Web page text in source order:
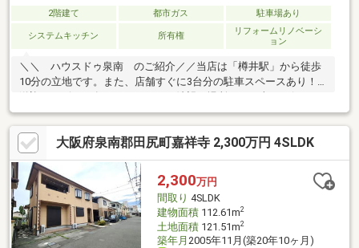
2階建て 都市ガス 駐車場あり
システムキッチン 所有権
リフォームリノベーシ
ョン
＼＼ ハウスドゥ泉南 のご紹介／／当店は「樽井駅」から徒歩
10分の立地です。また、店舗すぐに3台分の駐車スペースあり！
ます♪【無料不動産購入相談会 実施中！】物件探しだけでなく、
リフォーム、住宅ローン、火災保険等、皆様の気になる疑問にお
答えします！泉南市・阪南市のおうち探しはお任せください！
【お問い合わせについて】「見学予約する」「資料請求する」か
らのお問い合わせは24時間受付中！ネットに掲載していない物件
もご紹介できます！「お電話」「資料請求する」からお気軽にお
問い合わせください！
大阪府泉南郡田尻町嘉祥寺 2,300万円 4SLDK
2,300万円
間取り 4SLDK
建物面積112.61m2
土地面積121.51m2
築年月 2005年11月(築20年10ヶ月)